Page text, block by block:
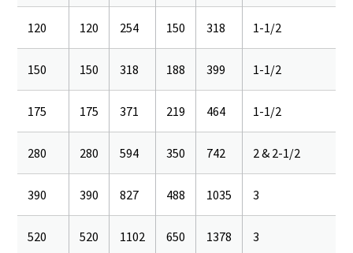
120 120 254 150 318 1-1/2
150 150 318 188 399 1-1/2
175 175 371 219 464 1-1/2
280 280 594 350 742 2 & 2-1/2
390 390 827 488 1035 3
520 520 1102 650 1378 3